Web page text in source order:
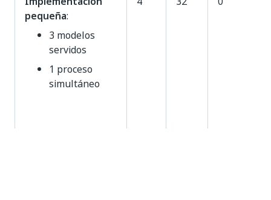
pequeña:
3 modelos
servidos
1 proceso
simultáneo